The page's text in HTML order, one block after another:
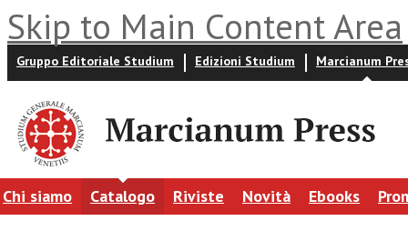
Skip to Main Content Area
Gruppo Editoriale Studium Edizioni Studium Marcianum
Chi siamo Catalogo Riviste Novità Ebooks